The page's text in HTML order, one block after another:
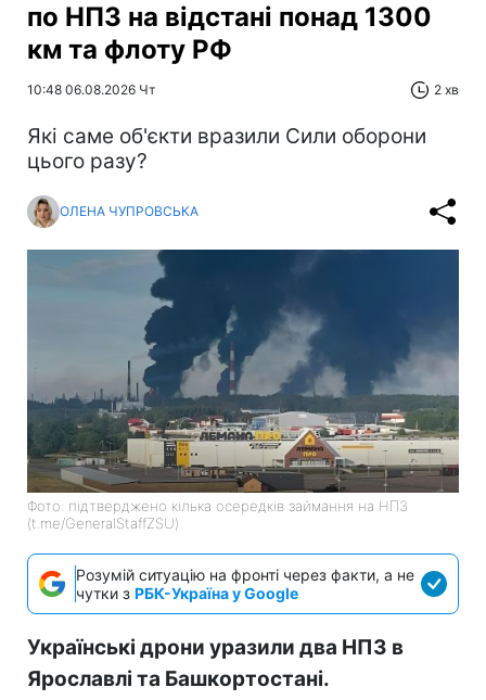
по НПЗ на відстані понад 1300
км та флоту РФ
10:48 06.08.2026 Чт 2 хв
Які саме об'єкти вразили Сили оборони
цього разу?
ОЛЕНА ЧУПРОВСЬКА
Фото: підтверджено кілька осередків займання на НПЗ
(t.me/GeneralStaffZSU)
Розумій ситуацію на фронті через факти, а не
чутки з РБК-Україна у Google
Українські дрони уразили два НПЗ в
Ярославлі та Башкортостані.